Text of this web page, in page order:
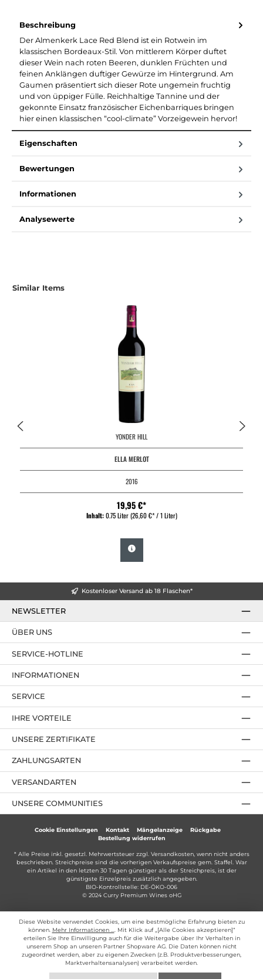
Beschreibung
Der Almenkerk Lace Red Blend ist ein Rotwein im
klassischen Bordeaux-Stil. Von mittlerem Körper duftet
dieser Wein nach roten Beeren, dunklen Früchten und
feinen Anklängen duftiger Gewürze im Hintergrund. Am
Gaumen präsentiert sich dieser Rote ungemein fruchtig
und von üppiger Fülle. Reichhaltige Tannine und der
gekonnte Einsatz französischer Eichenbarriques bringen
hier einen klassischen “cool-climate” Vorzeigewein hervor!
Eigenschaften
Bewertungen
Informationen
Analysewerte
Produktgalerie überspringen
Similar Items
YONDER HILL
ELLA MERLOT
2016
19,95 €*
Inhalt:0.75 Liter(26,60 €* / 1 Liter)
Kostenloser Versand ab 18 Flaschen*
NEWSLETTER
SERVICE-HOTLINE
IHRE VORTEILE
ZAHLUNGSARTEN
ÜBER UNS
UNSERE ZERTIFIKATE
INFORMATIONEN
SERVICE
UNSERE COMMUNITIES
VERSANDARTEN
Cookie Einstellungen Kontakt Mängelanzeige
Rückgabe
Bestellung widerrufen
* Alle Preise inkl. gesetzl. Mehrwertsteuer zzgl. Versandkosten, wenn nicht anders
beschrieben. Streichpreise sind die vorherigen Verkaufspreise gem. Staffel. War
ein Artikel in den letzten 30 Tagen günstiger als der Streichpreis, ist der
günstigste Einzelpreis zusätzlich angegeben.
BIO-Kontrollstelle: DE-ÖKO-006
© 2024 Curry Premium Wines oHG
Diese Website verwendet Cookies, um eine bestmögliche Erfahrung bieten zu
können. Mehr Informationen ...
. Mit Klick auf „[Alle Cookies akzeptieren]“
erteilen Sie Ihre Einwilligung auch für die Weitergabe über Ihr Verhalten in
unserem Shop an unseren Partner Shopware AG. Die Daten können nicht
zugeordnet werden, aber zu eigenen Zwecken (z.B. Produktverbesserungen,
Marktverhaltensanalysen) verarbeitet werden.